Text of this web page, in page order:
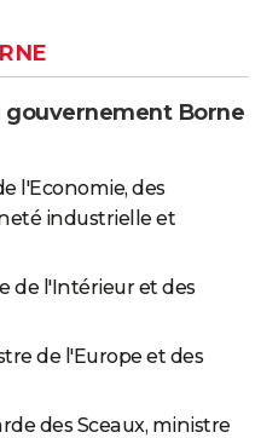
gouvernement Borne
l'Economie, des
industrielle et
de l'Intérieur et des
de l'Europe et des
des Sceaux, ministre